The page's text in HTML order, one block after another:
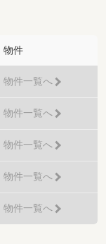
物件
物件一覧へ
物件一覧へ
物件一覧へ
物件一覧へ
物件一覧へ